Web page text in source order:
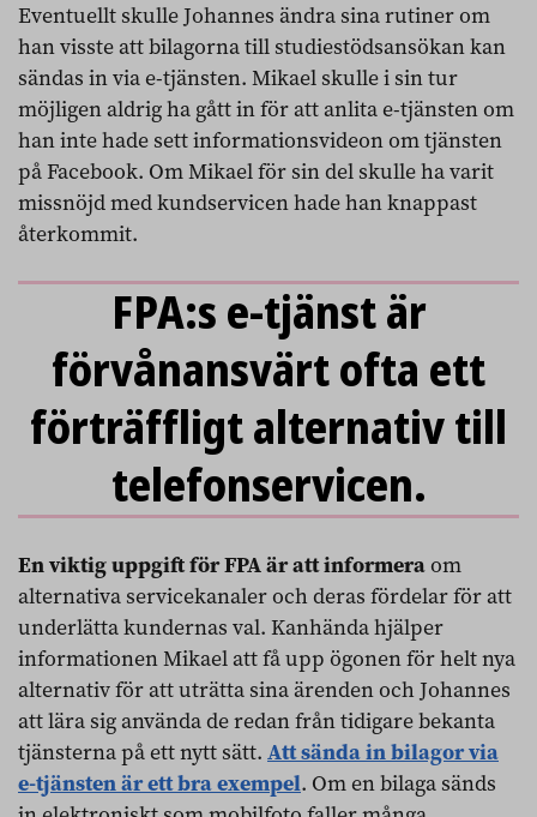
Eventuellt skulle Johannes ändra sina rutiner om
han visste att bilagorna till studiestödsansökan kan
sändas in via e-tjänsten. Mikael skulle i sin tur
möjligen aldrig ha gått in för att anlita e-tjänsten om
han inte hade sett informationsvideon om tjänsten
på Facebook. Om Mikael för sin del skulle ha varit
missnöjd med kundservicen hade han knappast
återkommit.
FPA:s e-tjänst är
förvånansvärt ofta ett
förträffligt alternativ till
telefonservicen.
En viktig uppgift för FPA är att informeraom
alternativa servicekanaler och deras fördelar för att
underlätta kundernas val. Kanhända hjälper
informationen Mikael att få upp ögonen för helt nya
alternativ för att uträtta sina ärenden och Johannes
att lära sig använda de redan från tidigare bekanta
tjänsterna på ett nytt sätt. Att sända in bilagor via
e-tjänsten är ett bra exempel. Om en bilaga sänds